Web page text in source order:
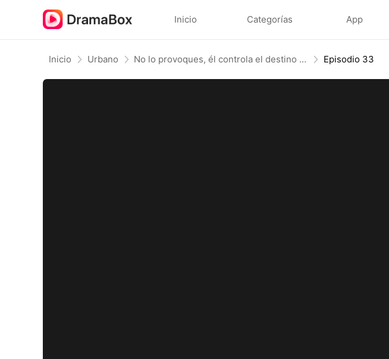
Inicio Categorías App
Inicio Urbano No lo provoques, él controla el destino (Doblado) Episodio 33